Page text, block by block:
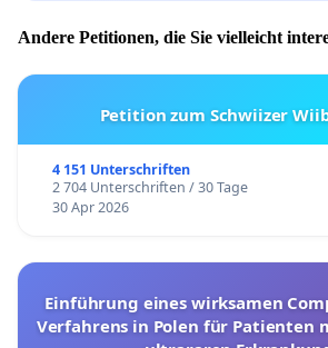
Andere Petitionen, die Sie vielleicht
Petition zum Schwiizer
4 151 Unterschriften
2 704 Unterschriften / 30 Tage
30 Apr 2026
Einführung eines wirksamen
Verfahrens in Polen für Patienten